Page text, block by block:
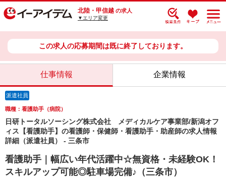
北陸・甲信越 の求人
▼エリア変更
この求人の応募期間は既に終了しております。
仕事情報 企業情報
派遣社員
職種：看護助手（病院）
日研トータルソーシング株式会社 メディカルケア事業部/新潟オフ
ィス【看護助手】の看護師・保健師・看護助手・助産師の求人情報
詳細（派遣社員） - 三条市
看護助手｜幅広い年代活躍中☆無資格・未経験OK！
スキルアップ可能◎駐車場完備♪（三条市）